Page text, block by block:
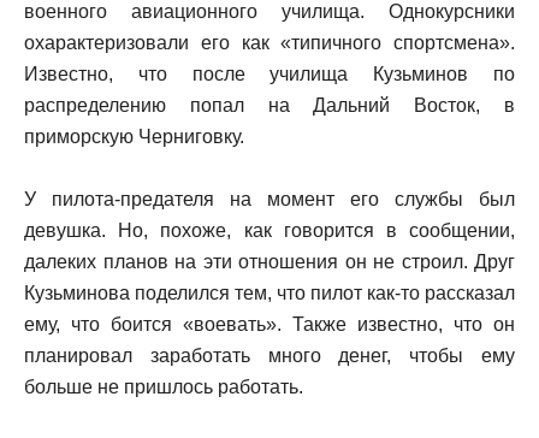
военного авиационного училища. Однокурсники
охарактеризовали его как «типичного спортсмена».
Известно, что после училища Кузьминов по
распределению попал на Дальний Восток, в
приморскую Черниговку.
У пилота-предателя на момент его службы был
девушка. Но, похоже, как говорится в сообщении,
далеких планов на эти отношения он не строил. Друг
Кузьминова поделился тем, что пилот как-то рассказал
ему, что боится «воевать». Также известно, что он
планировал заработать много денег, чтобы ему
больше не пришлось работать.